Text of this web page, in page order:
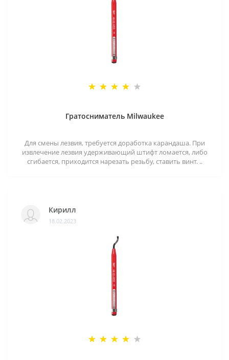
Гратосниматель Milwaukee
Для смены лезвия, требуется доработка карандаша. При
извлечение лезвия удерживающий штифт ломается, либо
сгибается, приходится нарезать резьбу, ставить винт. ..
Кирилл
18.02.2023